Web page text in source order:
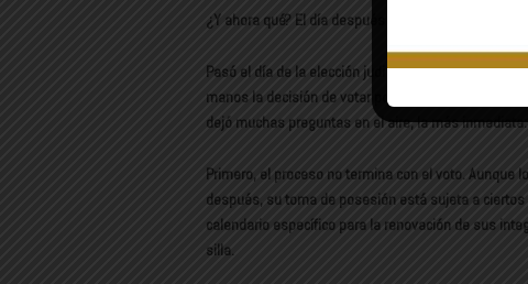
¿Y ahora qué? El día después de la elección judicial
Pasó el día de la elección judicial, por primera vez
manos la decisión de votar por quienes integrarán
dejó muchas preguntas en el aire, la más
Primero, el proceso no termina con el voto.
después, su toma de posesión está sujeta a
calendario específico para la renovación de sus
silla.